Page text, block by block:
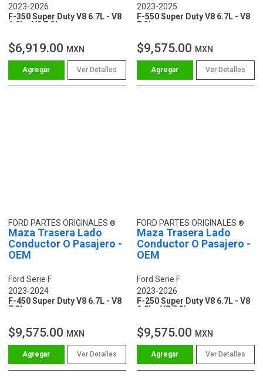
2023-2026
F-350 Super Duty V8 6.7L - V8
6.8L - V8 7.3L
$6,919.00 MXN
Ver Detalles
2023-2025
F-550 Super Duty V8 6.7L - V8
7.3L
$9,575.00 MXN
Ver Detalles
FORD PARTES ORIGINALES
Maza Trasera Lado
Conductor O Pasajero -
OEM
Ford Serie F
2023-2024
F-450 Super Duty V8 6.7L - V8
7.3L
$9,575.00 MXN
Ver Detalles
FORD PARTES ORIGINALES
Maza Trasera Lado
Conductor O Pasajero -
OEM
Ford Serie F
2023-2026
F-250 Super Duty V8 6.7L - V8
6.8L - V8 7.3L
$9,575.00 MXN
Ver Detalles